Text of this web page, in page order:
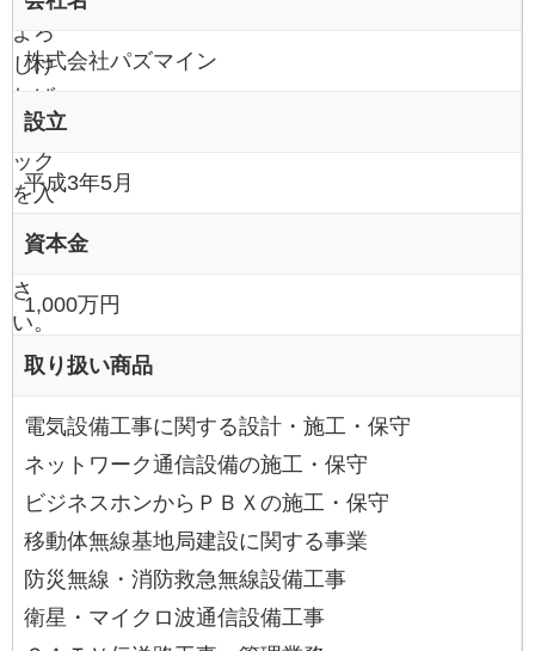
よろ
しけ
れば
チェ
ック
を入
くだ
さ
い。
株式会社パズマイン
設立
平成3年5月
資本金
1,000万円
取り扱い商品
電気設備工事に関する設計・施工・保守
ネットワーク通信設備の施工・保守
ビジネスホンからＰＢＸの施工・保守
移動体無線基地局建設に関する事業
防災無線・消防救急無線設備工事
衛星・マイクロ波通信設備工事